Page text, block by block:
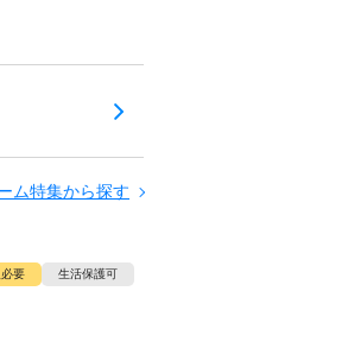
ム特集から探す
要
生活保護可